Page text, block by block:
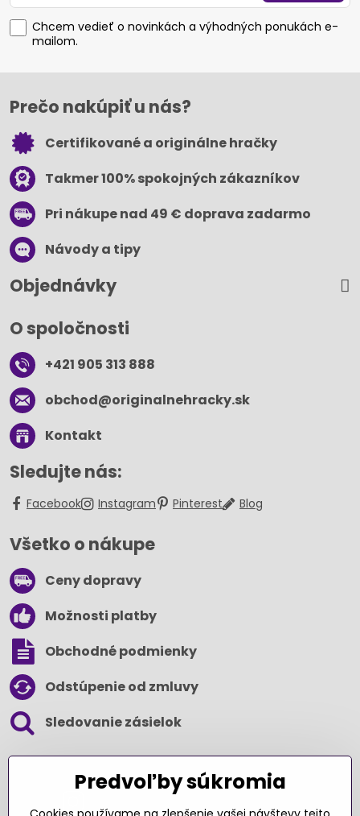
Chcem vedieť o novinkách a výhodných ponukách e-
mailom.
Prečo nakúpiť u nás?
Certifikované a originálne hračky
Takmer 100% spokojných zákazníkov
Pri nákupe nad 49 € doprava zadarmo
Návody a tipy
Objednávky
O spoločnosti
+421 905 313 888
obchod​@originalnehracky​.sk
Kontakt
Sledujte nás:
Facebook Instagram Pinterest Blog
Všetko o nákupe
Ceny dopravy
Možnosti platby
Obchodné podmienky
Odstúpenie od zmluvy
Sledovanie zásielok
Predvoľby súkromia